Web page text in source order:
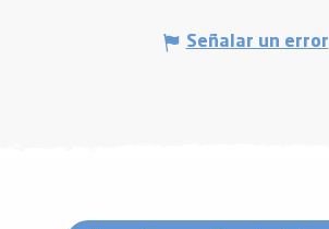
Señalar un error